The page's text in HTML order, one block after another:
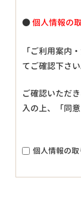
●個人情報の
「ご利用案内
てご確認下さい
ご確認いただ
入の上、「同
個人情報の